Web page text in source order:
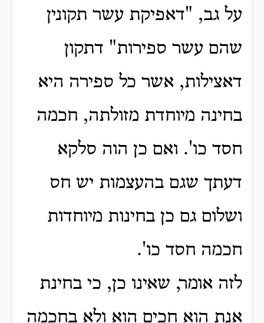
על גב, "דאפיקת עשר תקונין
שהם עשר ספירות" דתקון
דאצילות, אשר כל ספירה היא
בחינה מיוחדת מזולתה, חכמה
חסד כו'. ואם כן הוה סלקא
דעתך שגם בהעצמות יש חס
ושלום גם כן בחינות מיוחדות
חכמה חסד כו'.
לזה אומר, שאינו כן, כי בחינת
אנת הוא חכים הוא ולא בחכמה